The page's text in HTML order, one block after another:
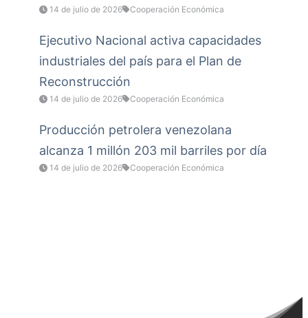
14 de julio de 2026 Cooperación Económica
Ejecutivo Nacional activa capacidades
industriales del país para el Plan de
Reconstrucción
14 de julio de 2026 Cooperación Económica
Producción petrolera venezolana
alcanza 1 millón 203 mil barriles por día
14 de julio de 2026 Cooperación Económica